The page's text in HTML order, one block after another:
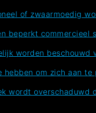
of zwaarmoedig
beperkt
worden
om zich aan
wordt overschaduwd